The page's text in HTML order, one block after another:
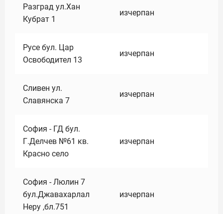
Разград ул.Хан
Кубрат 1
изчерпан
Русе бул. Цар
Освободител 13
изчерпан
Сливен ул.
Славянска 7
изчерпан
София - ГД бул.
Г.Делчев №61 кв.
Красно село
изчерпан
София - Люлин 7
бул.Джавахарлал
Неру ,бл.751
изчерпан